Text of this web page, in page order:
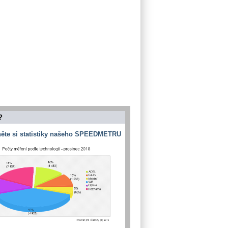
si statistiky našeho SPEEDMETRU